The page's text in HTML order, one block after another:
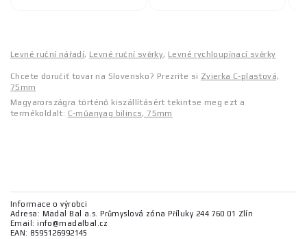
Levné ruční nářadí, Levné ruční svěrky, Levné rychloupínací svěrky
Chcete doručiť tovar na Slovensko? Prezrite si Zvierka C-plastová,
75mm
Magyarországra történő kiszállításért tekintse meg ezt a
termékoldalt: C-műanyag bilincs, 75mm
Informace o výrobci
Adresa: Madal Bal a.s. Průmyslová zóna Příluky 244 760 01 Zlín
Email: info@madalbal.cz
EAN: 8595126992145